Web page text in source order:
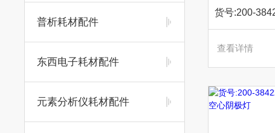
普析耗材配件
东西电子耗材配件
元素分析仪耗材配件
查看详情